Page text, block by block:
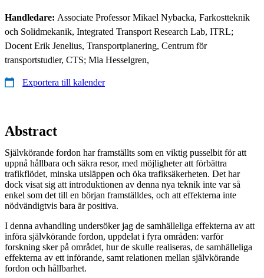
Handledare: Associate Professor Mikael Nybacka, Farkostteknik
och Solidmekanik, Integrated Transport Research Lab, ITRL;
Docent Erik Jenelius, Transportplanering, Centrum för
transportstudier, CTS; Mia Hesselgren,
Exportera till kalender
Abstract
Självkörande fordon har framställts som en viktig pusselbit för att
uppnå hållbara och säkra resor, med möjligheter att förbättra
trafikflödet, minska utsläppen och öka trafiksäkerheten. Det har
dock visat sig att introduktionen av denna nya teknik inte var så
enkel som det till en början framställdes, och att effekterna inte
nödvändigtvis bara är positiva.
I denna avhandling undersöker jag de samhälleliga effekterna av att
införa självkörande fordon, uppdelat i fyra områden: varför
forskning sker på området, hur de skulle realiseras, de samhälleliga
effekterna av ett införande, samt relationen mellan självkörande
fordon och hållbarhet.